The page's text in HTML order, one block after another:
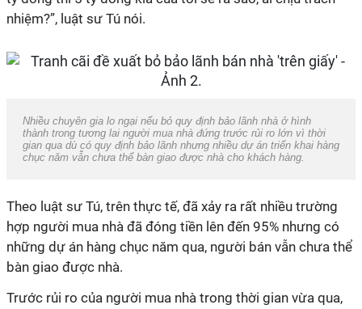
nhiệm?”, luật sư Tú nói.
Nhiều chuyên gia lo ngại nếu bỏ quy định bảo lãnh nhà ở hình
thành trong tương lai người mua nhà đứng trước rủi ro lớn vì thời
gian qua dù có quy định bảo lãnh nhưng nhiều dự án triển khai hàng
chục năm vẫn chưa thể bàn giao được nhà cho khách hàng.
Theo luật sư Tú, trên thực tế, đã xảy ra rất nhiều trường
hợp người mua nhà đã đóng tiền lên đến 95% nhưng có
những dự án hàng chục năm qua, người bán vẫn chưa thể
bàn giao được nhà.
Trước rủi ro của người mua nhà trong thời gian vừa qua,